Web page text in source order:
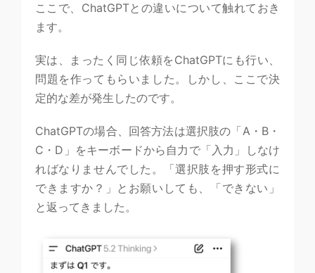
ここで、ChatGPTとの違いについて触れておき
ます。
実は、まったく同じ依頼をChatGPTにも行い、
問題を作ってもらいました。しかし、ここで決
定的な差が発生したのです。
ChatGPTの場合、回答方法は選択肢の「A・B・
C・D」をキーボードから自力で「入力」しなけ
ればなりませんでした。「選択肢を押す形式に
できますか？」とお願いしても、「できない」
と返ってきました。